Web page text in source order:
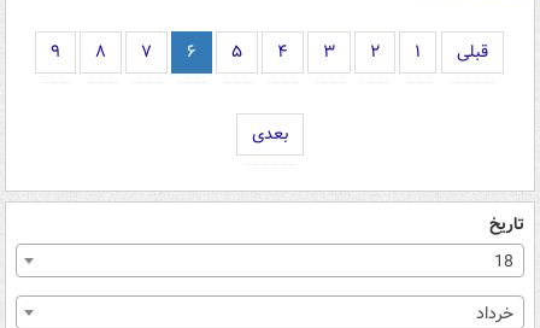
قبلی ۱ ۲ ۳ ۴ ۵ ۶ ۷ ۸ ۹
بعدی
تاریخ
18
خرداد